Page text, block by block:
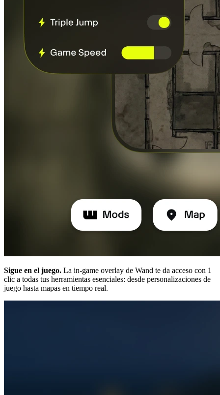
Sigue en el juego. La in-game overlay de Wand te da acceso con 1
clic a todas tus herramientas esenciales: desde personalizaciones de
juego hasta mapas en tiempo real.